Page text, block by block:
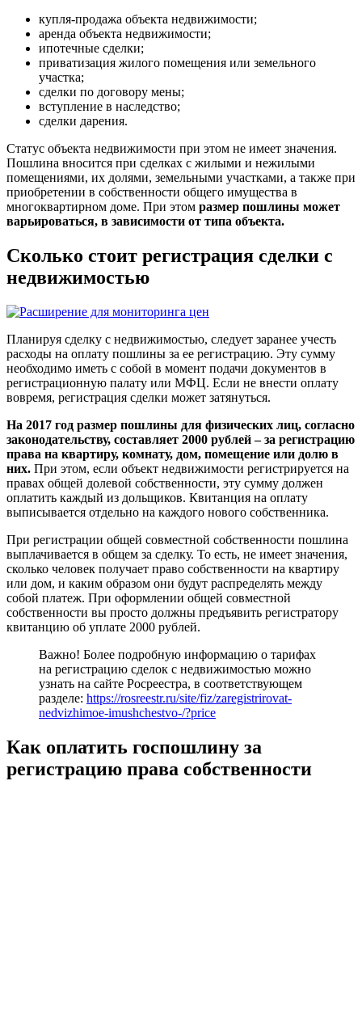
купля-продажа объекта недвижимости;
аренда объекта недвижимости;
ипотечные сделки;
приватизация жилого помещения или земельного
участка;
сделки по договору мены;
вступление в наследство;
сделки дарения.
Статус объекта недвижимости при этом не имеет значения.
Пошлина вносится при сделках с жилыми и нежилыми
помещениями, их долями, земельными участками, а также при
приобретении в собственности общего имущества в
многоквартирном доме. При этом размер пошлины может
варьироваться, в зависимости от типа объекта.
Сколько стоит регистрация сделки с
недвижимостью
Планируя сделку с недвижимостью, следует заранее учесть
расходы на оплату пошлины за ее регистрацию. Эту сумму
необходимо иметь с собой в момент подачи документов в
регистрационную палату или МФЦ. Если не внести оплату
вовремя, регистрация сделки может затянуться.
На 2017 год размер пошлины для физических лиц, согласно
законодательству, составляет 2000 рублей – за регистрацию
права на квартиру, комнату, дом, помещение или долю в
них. При этом, если объект недвижимости регистрируется на
правах общей долевой собственности, эту сумму должен
оплатить каждый из дольщиков. Квитанция на оплату
выписывается отдельно на каждого нового собственника.
При регистрации общей совместной собственности пошлина
выплачивается в общем за сделку. То есть, не имеет значения,
сколько человек получает право собственности на квартиру
или дом, и каким образом они будут распределять между
собой платеж. При оформлении общей совместной
собственности вы просто должны предъявить регистратору
квитанцию об уплате 2000 рублей.
Важно! Более подробную информацию о тарифах
на регистрацию сделок с недвижимостью можно
узнать на сайте Росреестра, в соответствующем
разделе: https://rosreestr.ru/site/fiz/zaregistrirovat-
nedvizhimoe-imushchestvo-/?price
Как оплатить госпошлину за
регистрацию права собственности